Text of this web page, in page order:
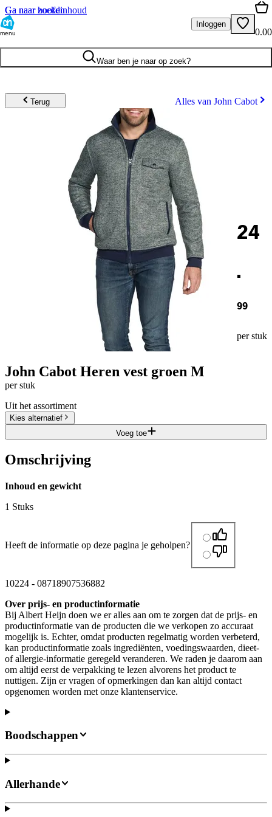
Ga naar hoofdinhoud
Ga naar zoeken
menu
Inloggen
0.00
Waar ben je naar op zoek?
Terug Alles van John Cabot
24
.
99
per stuk
John Cabot Heren vest groen M
per stuk
Uit het assortiment
Kies alternatief
Voeg toe
Omschrijving
Inhoud en gewicht
1 Stuks
Heeft de informatie op deze pagina je geholpen?
10224 - 08718907536882
Over prijs- en productinformatie
Bij Albert Heijn doen we er alles aan om te zorgen dat de prijs- en
productinformatie van de producten die we verkopen zo accuraat
mogelijk is. Echter, omdat producten regelmatig worden verbeterd,
kan productinformatie zoals ingrediënten, voedingswaarden, dieet-
of allergie-informatie geregeld veranderen. We raden je daarom aan
om altijd eerst de verpakking te lezen alvorens het product te
nuttigen. Zijn er vragen of opmerkingen dan kan altijd contact
opgenomen worden met onze klantenservice.
Boodschappen
Allerhande